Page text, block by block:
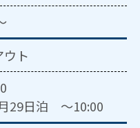
ト
29日泊 ～10:00